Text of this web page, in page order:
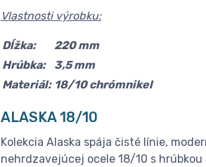
Vlastnosti výrobku:
Dĺžka:
220 mm
Hrúbka:
3,5 mm
Materiál: 18/10 chrómnikel
ALASKA 18/10
Kolekcia Alaska spája čisté línie,
nehrdzavejúcej ocele 18/10 s